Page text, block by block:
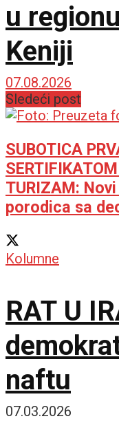
u
Keniji
07.08.2026
Sledeći post
SUBOTICA
TURIZAM:
porodica sa
Kolumne
RAT U
naftu
07.03.2026